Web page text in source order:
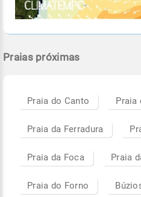
Praias próximas
Praia do Canto Praia
Praia da Ferradura
Praia da Foca Praia
Praia do Forno